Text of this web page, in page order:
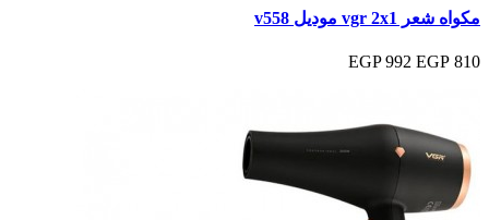
مكواه شعر vgr 2x1 موديل v558
810 EGP
992 EGP